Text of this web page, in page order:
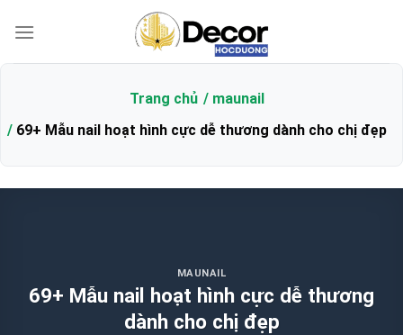
qua
Trang chủ
maunail
69+ Mẫu nail hoạt hình cực dễ thương dành cho chị đẹp
MAUNAIL
69+ Mẫu nail hoạt hình cực dễ thương
dành cho chị đẹp